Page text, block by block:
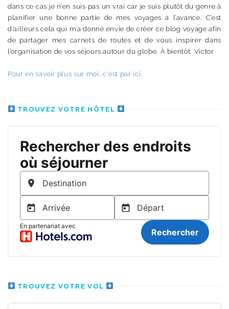
dans ce cas je n’en suis pas un vrai car je suis plutôt du genre à
planifier une bonne partie de mes voyages à l’avance. C’est
d’ailleurs cela qui m’a donné envie de créer ce blog voyage afin
de partager mes carnets de routes et de vous inspirer dans
l’organisation de vos séjours autour du globe. À bientôt. Victor
Pour en savoir plus sur moi, c'est par ici.
TROUVEZ VOTRE HÔTEL
TROUVEZ VOTRE VOL